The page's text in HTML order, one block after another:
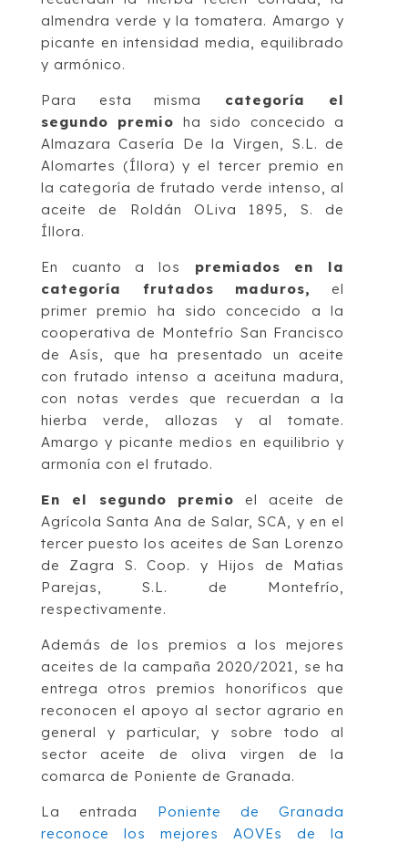
almendra verde y la tomatera. Amargo y
picante en intensidad media, equilibrado
y armónico.
Para esta misma
categoría el
segundo premio ha sido concecido a
Almazara Casería De la Virgen, S.L. de
Alomartes (Íllora) y el tercer premio en
la categoría de frutado verde intenso, al
aceite de Roldán OLiva 1895, S. de
Íllora.
En cuanto a los
premiados en la
categoría frutados maduros,
el
primer premio ha sido concecido a la
cooperativa de Montefrío San Francisco
de Asís, que ha presentado un aceite
con frutado intenso a aceituna madura,
con notas verdes que recuerdan a la
hierba verde, allozas y al tomate.
Amargo y picante medios en equilibrio y
armonía con el frutado.
En el segundo premio el aceite de
Agrícola Santa Ana de Salar, SCA, y en el
tercer puesto los aceites de San Lorenzo
de Zagra S. Coop. y Hijos de Matias
Parejas, S.L. de Montefrío,
respectivamente.
Además de los premios a los mejores
aceites de la campaña 2020/2021, se ha
entrega otros premios honoríficos que
reconocen el apoyo al sector agrario en
general y particular, y sobre todo al
sector aceite de oliva virgen de la
comarca de Poniente de Granada.
La entrada Poniente de Granada
reconoce los mejores AOVEs de la